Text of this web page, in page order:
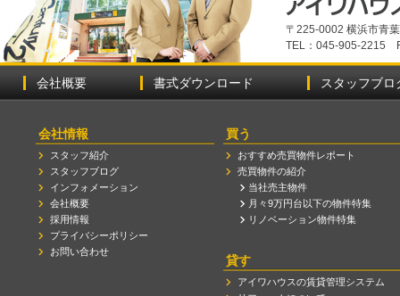
〒225-0002 横浜市青
TEL：045-905-2215
会社概要 書式ダウンロード スタッフブロ
会社情報
スタッフ紹介
スタッフブログ
インフォメーション
会社概要
採用情報
プライバシーポリシー
お問い合わせ
買う
おすすめ売買物件レポート
売買物件の紹介
当社売主物件
月々9万円台以下の物件特集
リノベーション物件特集
貸す
アイワハウスの賃貸管理システム